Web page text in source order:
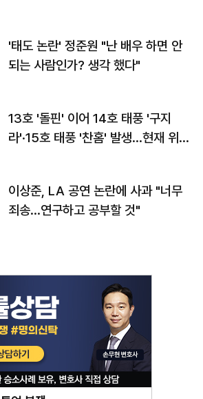
'태도 논란' 정준원 "난 배우 하면 안
되는 사람인가? 생각 했다"
13호 '돌핀' 이어 14호 태풍 '구지
라'·15호 태풍 '찬홈' 발생…현재 위
이상준, LA 공연 논란에 사과 "너무
죄송…연구하고 공부할 것"